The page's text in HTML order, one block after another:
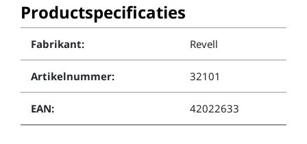
Productspecificaties
Fabrikant: Revell
Artikelnummer: 32101
EAN: 42022633